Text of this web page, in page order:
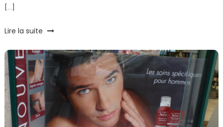
[…]
Tagged
oxydant,
auto
bronzant
avène ,
BcomBio,
bio
,
gel
Lire la suite